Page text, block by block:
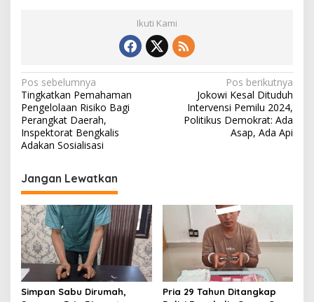
Ikuti Kami
N
a
v
i
a
s
i
p
o
s
Pos sebelumnya
Tingkatkan Pemahaman
Pengelolaan Risiko Bagi
Perangkat Daerah,
Inspektorat Bengkalis
Adakan Sosialisasi
Pos berikutnya
Jokowi Kesal Dituduh
Intervensi Pemilu 2024,
Politikus Demokrat: Ada
Asap, Ada Api
Jangan Lewatkan
Simpan Sabu Dirumah,
Pria 29 Tahun Ditangkap